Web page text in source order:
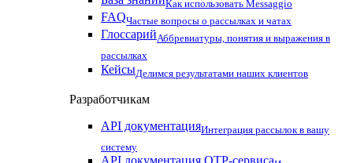
Как использовать Messaggio
FAQЧастые вопросы о рассылках и чатах
ГлоссарийАббревиатуры, понятия и выражения в
рассылках
КейсыДелимся результатами наших клиентов
Разработчикам
API документацияИнтеграция рассылок в вашу
систему
API документация OTP-сервиса